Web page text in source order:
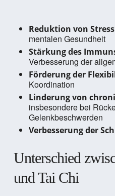
Reduktion von Stress
mentalen Gesundheit
Stärkung des
Verbesserung der
Förderung der
Koordination
Linderung von
insbesondere bei
Gelenkbeschwerden
Verbesserung der
Unterschied
und Tai Chi